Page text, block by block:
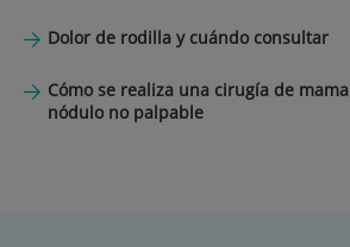
Dolor de rodilla y cuándo consultar
Cómo se realiza una cirugía de
nódulo no palpable